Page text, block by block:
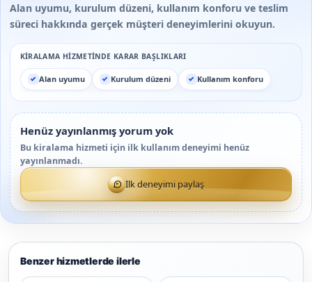
Alan uyumu, kurulum düzeni, kullanım konforu ve teslim
süreci hakkında gerçek müşteri deneyimlerini okuyun.
KIRALAMA HIZMETINDE KARAR BAŞLIKLARI
Alan uyumu Kurulum düzeni Kullanım konforu
Henüz yayınlanmış yorum yok
Bu kiralama hizmeti için ilk kullanım deneyimi henüz
yayınlanmadı.
İlk deneyimi paylaş
Benzer hizmetlerde ilerle